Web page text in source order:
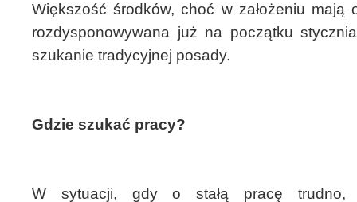
Większość środków, choć w założeniu mają
rozdysponowywana już na początku
szukanie tradycyjnej posady.
Gdzie szukać pracy?
W sytuacji, gdy o stałą pracę trudno,